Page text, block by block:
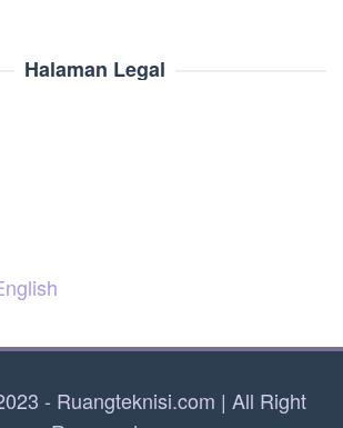
Halaman Legal
- Ruangteknisi.com | All Right